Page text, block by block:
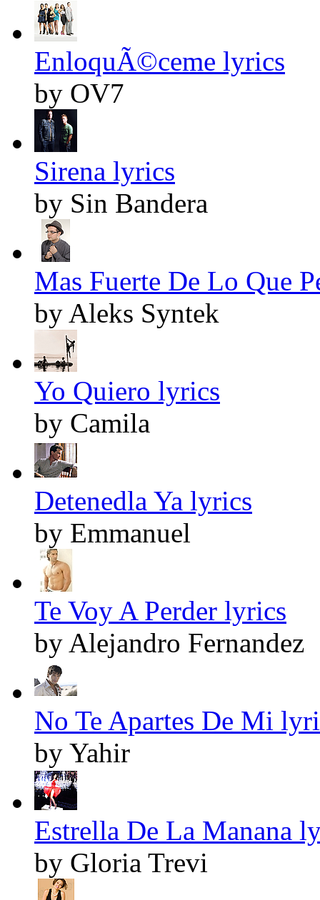
EnloquÃ©ceme lyrics
by OV7
Sirena lyrics
by Sin Bandera
Mas Fuerte De Lo Que
by Aleks Syntek
Yo Quiero lyrics
by Camila
Detenedla Ya lyrics
by Emmanuel
Te Voy A Perder lyrics
by Alejandro Fernandez
No Te Apartes De Mi
by Yahir
Estrella De La Manana
by Gloria Trevi